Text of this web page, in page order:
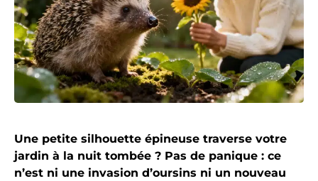
Une petite silhouette épineuse traverse votre
jardin à la nuit tombée ? Pas de panique : ce
n’est ni une invasion d’oursins ni un nouveau